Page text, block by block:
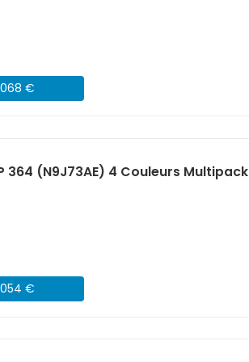
€
364 (N9J73AE) 4 Couleurs Multipack
€